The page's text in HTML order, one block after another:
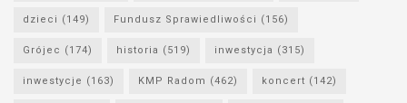
dzieci (149) Fundusz Sprawiedliwości (156)
Grójec (174) historia (519) inwestycja (315)
inwestycje (163) KMP Radom (462) koncert (142)